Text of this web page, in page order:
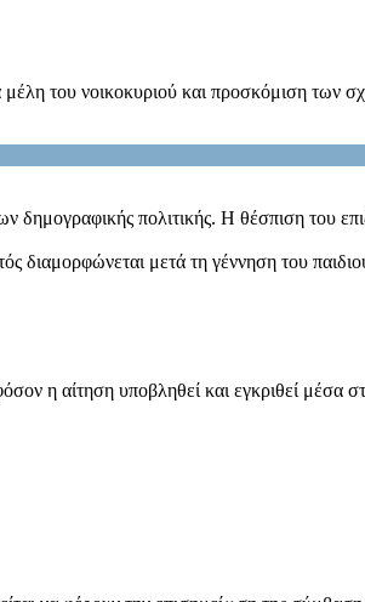
του νοικοκυριού και προσκόμιση των
δημογραφικής πολιτικής. Η θέσπιση του
διαμορφώνεται μετά τη γέννηση του
η αίτηση υποβληθεί και εγκριθεί μέσα